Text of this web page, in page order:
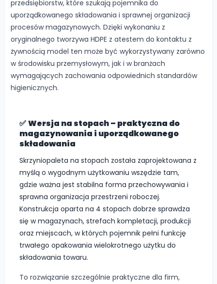
przedsiębiorstw, które szukają pojemnika do
uporządkowanego składowania i sprawnej organizacji
procesów magazynowych. Dzięki wykonaniu z
oryginalnego tworzywa HDPE z atestem do kontaktu z
żywnością model ten może być wykorzystywany zarówno
w środowisku przemysłowym, jak i w branżach
wymagających zachowania odpowiednich standardów
higienicznych.
✅Wersja na stopach – praktyczna do
magazynowania i uporządkowanego
składowania
Skrzyniopaleta na stopach została zaprojektowana z
myślą o wygodnym użytkowaniu wszędzie tam,
gdzie ważna jest stabilna forma przechowywania i
sprawna organizacja przestrzeni roboczej.
Konstrukcja oparta na 4 stopach dobrze sprawdza
się w magazynach, strefach kompletacji, produkcji
oraz miejscach, w których pojemnik pełni funkcję
trwałego opakowania wielokrotnego użytku do
składowania towaru.
To rozwiązanie szczególnie praktyczne dla firm,